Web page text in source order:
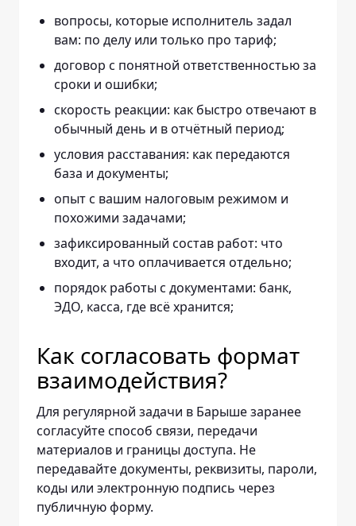
вопросы, которые исполнитель задал
вам: по делу или только про тариф;
договор с понятной ответственностью за
сроки и ошибки;
скорость реакции: как быстро отвечают в
обычный день и в отчётный период;
условия расставания: как передаются
база и документы;
опыт с вашим налоговым режимом и
похожими задачами;
зафиксированный состав работ: что
входит, а что оплачивается отдельно;
порядок работы с документами: банк,
ЭДО, касса, где всё хранится;
Как согласовать формат
взаимодействия?
Для регулярной задачи в Барыше заранее
согласуйте способ связи, передачи
материалов и границы доступа. Не
передавайте документы, реквизиты, пароли,
коды или электронную подпись через
публичную форму.